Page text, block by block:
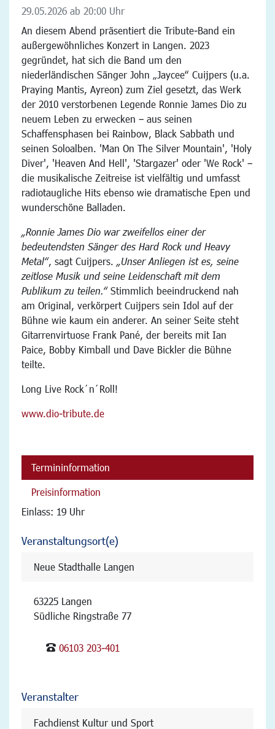
29.05.2026 ab 20:00 Uhr
An diesem Abend präsentiert die Tribute-Band ein
außergewöhnliches Konzert in Langen. 2023
gegründet, hat sich die Band um den
niederländischen Sänger John „Jaycee“ Cuijpers (u.a.
Praying Mantis, Ayreon) zum Ziel gesetzt, das Werk
der 2010 verstorbenen Legende Ronnie James Dio zu
neuem Leben zu erwecken – aus seinen
Schaffensphasen bei Rainbow, Black Sabbath und
seinen Soloalben. 'Man On The Silver Mountain', 'Holy
Diver', 'Heaven And Hell', 'Stargazer' oder 'We Rock' –
die musikalische Zeitreise ist vielfältig und umfasst
radiotaugliche Hits ebenso wie dramatische Epen und
wunderschöne Balladen.
„Ronnie James Dio war zweifellos einer der
bedeutendsten Sänger des Hard Rock und Heavy
Metal“, sagt Cuijpers. „Unser Anliegen ist es, seine
zeitlose Musik und seine Leidenschaft mit dem
Publikum zu teilen.“Stimmlich beeindruckend nah
am Original, verkörpert Cuijpers sein Idol auf der
Bühne wie kaum ein anderer. An seiner Seite steht
Gitarrenvirtuose Frank Pané, der bereits mit Ian
Paice, Bobby Kimball und Dave Bickler die Bühne
teilte.
Long Live Rock´n´Roll!
www.dio-tribute.de
Termininformation
Preisinformation
Einlass: 19 Uhr
Veranstaltungsort(e)
Neue Stadthalle Langen
63225 Langen
Südliche Ringstraße 77
06103 203-401
Veranstalter
Fachdienst Kultur und Sport